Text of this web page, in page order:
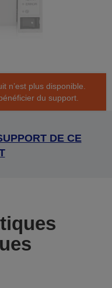
n’est plus disponible.
du support.
DE CE